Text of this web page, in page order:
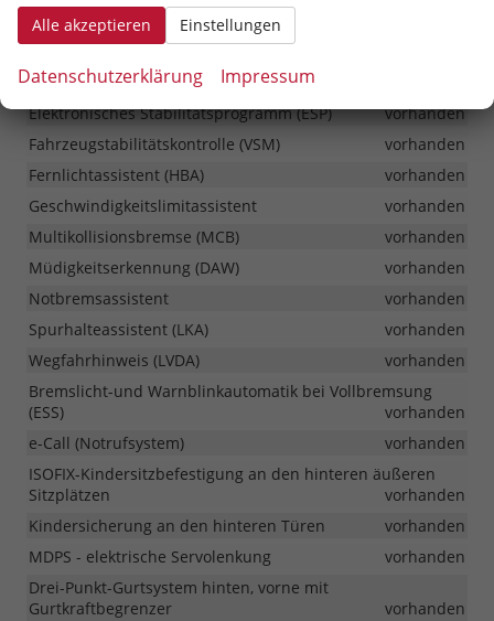
Alarmanlage
Berganfahrhilfe (HAC)
Elektronisches Stabilitätsprogramm (ESP)
vorhanden
Fahrzeugstabilitätskontrolle (VSM)
vorhanden
Fernlichtassistent (HBA)
vorhanden
Geschwindigkeitslimitassistent
vorhanden
Multikollisionsbremse (MCB)
vorhanden
Müdigkeitserkennung (DAW)
vorhanden
Notbremsassistent
vorhanden
Spurhalteassistent (LKA)
vorhanden
Wegfahrhinweis (LVDA)
vorhanden
Bremslicht-und Warnblinkautomatik bei Vollbremsung
(ESS)
vorhanden
e-Call (Notrufsystem)
vorhanden
ISOFIX-Kindersitzbefestigung an den hinteren äußeren
Sitzplätzen
vorhanden
Kindersicherung an den hinteren Türen
vorhanden
MDPS - elektrische Servolenkung
vorhanden
Drei-Punkt-Gurtsystem hinten, vorne mit
Gurtkraftbegrenzer
vorhanden
Alle akzeptieren Einstellungen
Datenschutzerklärung Impressum